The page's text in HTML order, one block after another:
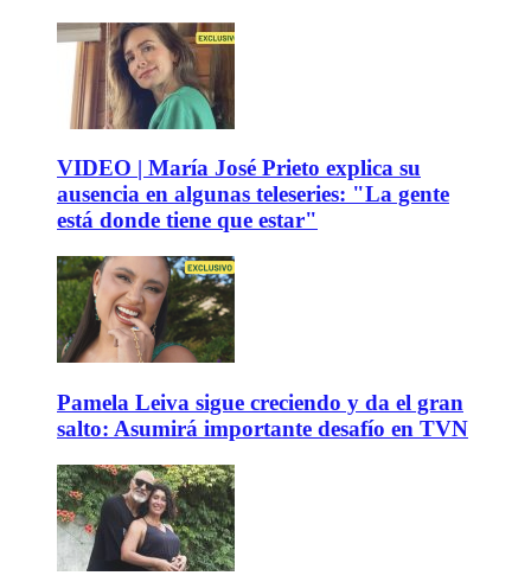
VIDEO | María José Prieto explica su
ausencia en algunas teleseries: "La gente
está donde tiene que estar"
Pamela Leiva sigue creciendo y da el gran
salto: Asumirá importante desafío en TVN